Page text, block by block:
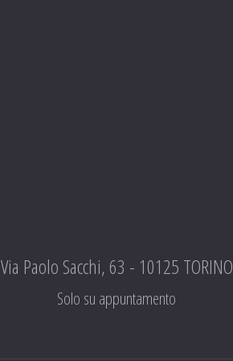
Via Paolo Sacchi, 63 - 10125 TORINO
Solo su appuntamento